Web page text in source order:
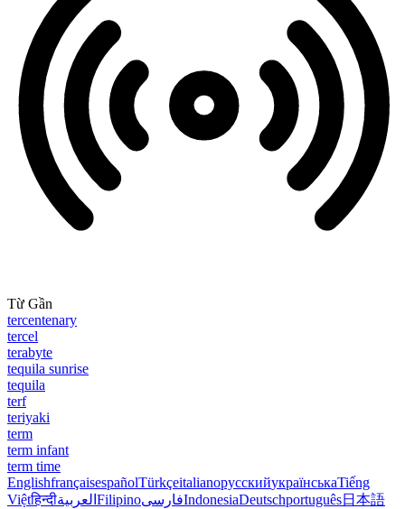
Từ Gần
tercentenary
tercel
terabyte
tequila sunrise
tequila
terf
teriyaki
term
term infant
term time
EnglishfrançaisespañolTürkçeitalianoрусскийукраїнськаTiếng
Việtहिन्दीالعربية FilipinoفارسیIndonesiaDeutschportuguês日本語